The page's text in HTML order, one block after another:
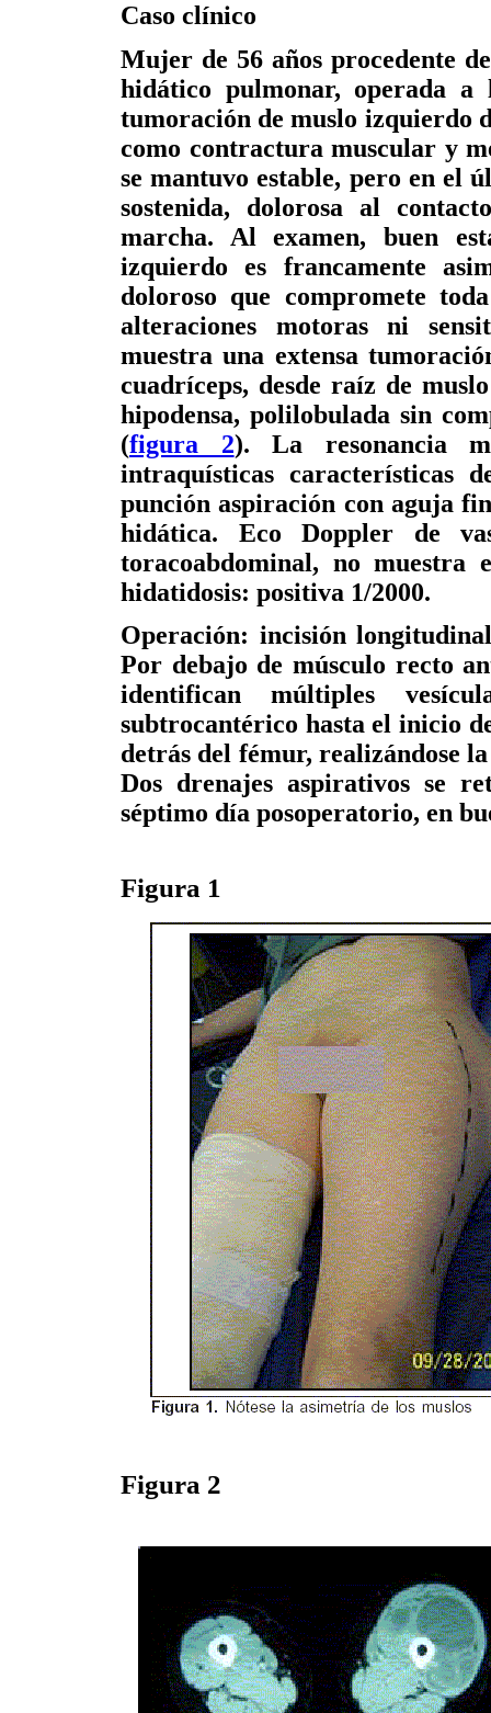
Caso clínico
Mujer de 56 años procedente
hidático pulmonar, operada a
tumoración de muslo izquierdo
como contractura muscular y
se mantuvo estable, pero en el
sostenida, dolorosa al
marcha. Al examen, buen
izquierdo es francamente
doloroso que compromete
alteraciones motoras ni
muestra una extensa
cuadríceps, desde raíz de
hipodensa, polilobulada sin
(figura 2). La resonancia
intraquísticas características
punción aspiración con aguja
hidática. Eco Doppler de
toracoabdominal, no muestra
hidatidosis: positiva 1/2000.
Operación: incisión
Por debajo de músculo recto
identifican múltiples
subtrocantérico hasta el inicio
detrás del fémur, realizándose
Dos drenajes aspirativos se
séptimo día posoperatorio, en
Figura 1
Figura 2